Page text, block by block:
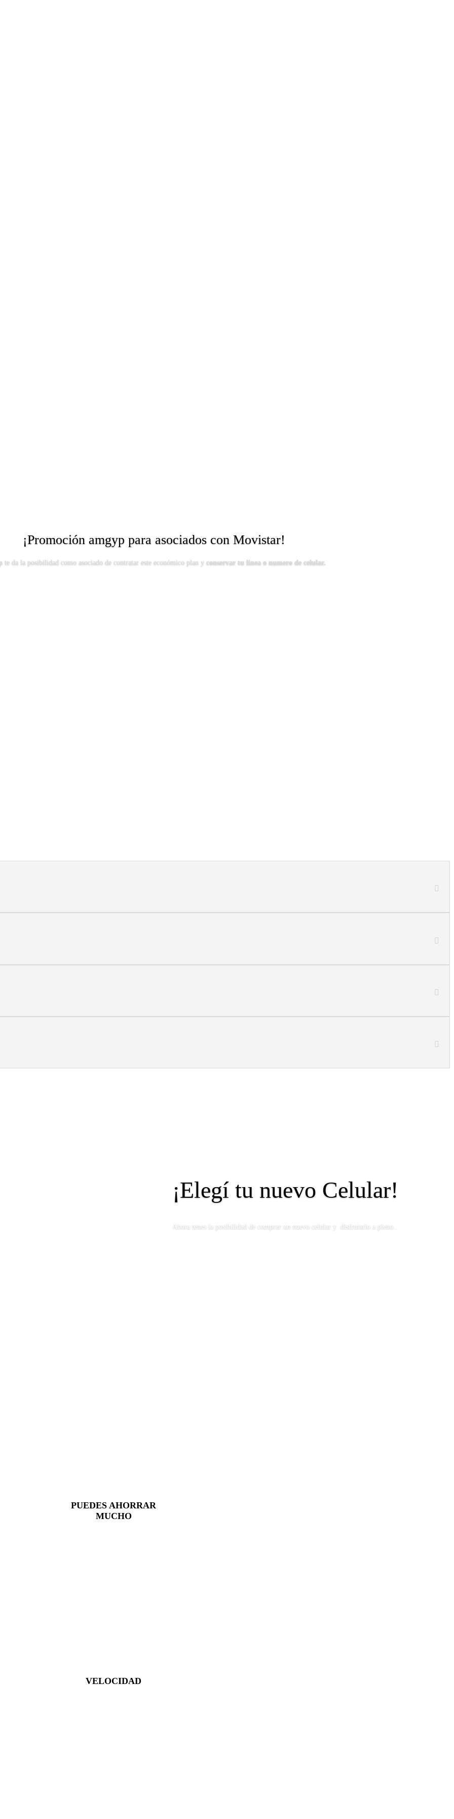
¡Promoción amgyp para asociados con Movistar!
te da la posibilidad como asociado de contratar este económico plan yconservar tu linea o numero de celular.
¡Elegí tu nuevo Celular!
Ahora tenes la posibilidad de comprar un nuevo celular y disfrutarlo a pleno..
PUEDES AHORRAR
MUCHO
VELOCIDAD